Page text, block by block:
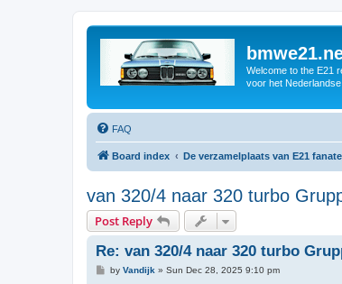
Welcome to the E21
voor het
FAQ
Board index De verzamelplaats van E21
van 320/4 naar 320 turbo
Post Reply
Re: van 320/4 naar 320 turbo
Pby Vandijk » Sun Dec 28, 2025 9:10 pm